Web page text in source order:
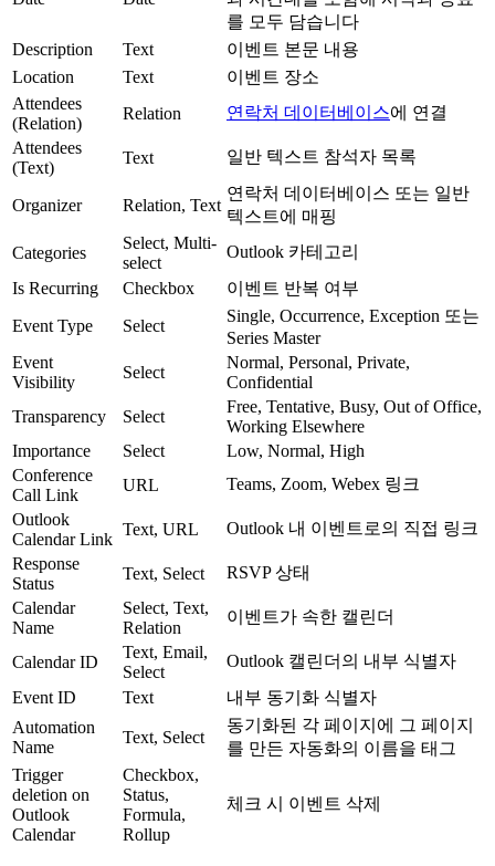
를 모두 담습니다
Description
Text
이벤트 본문 내용
Location
Text
이벤트 장소
Attendees
(Relation)
Relation 연락처 데이터베이스에 연결
Attendees
(Text)
Text 일반 텍스트 참석자 목록
Organizer Relation, Text
연락처 데이터베이스 또는 일반
텍스트에 매핑
Categories
Select, Multi-
select
Outlook 카테고리
Is Recurring
Checkbox
이벤트 반복 여부
Event Type
Select
Single, Occurrence, Exception 또는
Series Master
Event
Visibility
Select
Normal, Personal, Private,
Confidential
Transparency
Select
Free, Tentative, Busy, Out of Office,
Working Elsewhere
Importance
Select
Low, Normal, High
Conference
Call Link
URL
Teams, Zoom, Webex 링크
Outlook
Calendar Link
Text, URL
Outlook 내 이벤트로의 직접 링크
Response
Status
Text, Select
RSVP 상태
Calendar
Name
Select, Text,
Relation
이벤트가 속한 캘린더
Calendar ID
Text, Email,
Select
Outlook 캘린더의 내부 식별자
Event ID
Text
내부 동기화 식별자
Automation
Name
Text, Select
동기화된 각 페이지에 그 페이지
를 만든 자동화의 이름을 태그
Trigger
deletion on
Outlook
Calendar
Checkbox,
Status,
Formula,
Rollup
체크 시 이벤트 삭제